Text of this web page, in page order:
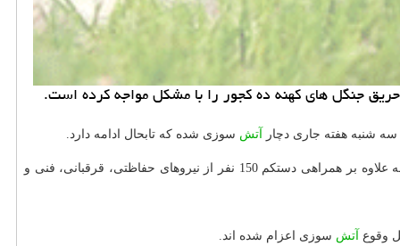
جنگل های كهنه ده كجور را با مشكل مواجه كرده است.
شنبه هفته جاری دچار آتش سوزی شده كه تابحال ادامه دارد.
های این منطقه علاوه بر همراهی دستكم 150 نفر از نیروهای حفاظتی، قرقبانی، فنی و
آتش سوزی اعزام شده اند.